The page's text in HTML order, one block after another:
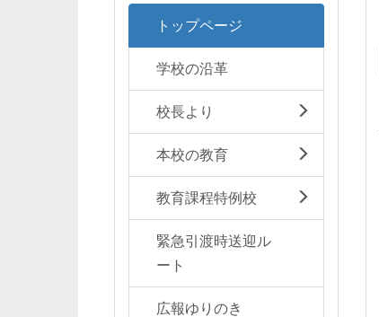
トップページ
学校の沿革
校長より
本校の教育
教育課程特例校
緊急引渡時送迎ル
ート
広報ゆりのき